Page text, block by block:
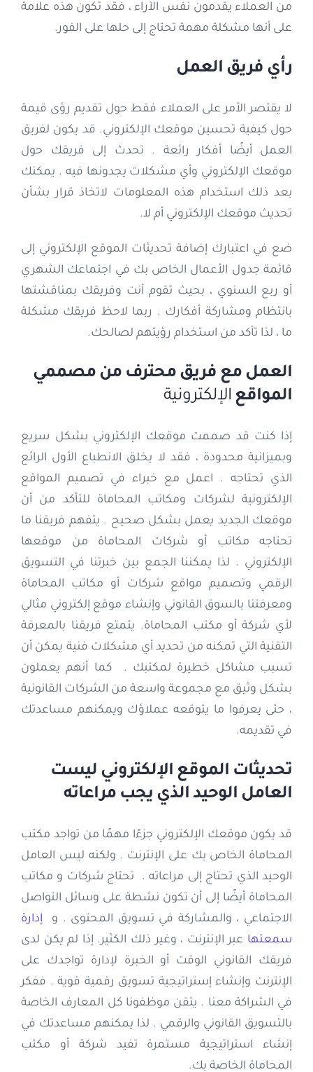
من العملاء يقدمون نفس الآراء ، فقد تكون هذه علامة
على أنها مشكلة مهمة تحتاج إلى حلها على الفور.
رأي فريق العمل
لا يقتصر الأمر على العملاء فقط حول تقديم رؤى قيمة
حول كيفية تحسين موقعك الإلكتروني. قد يكون لفريق
العمل أيضًا أفكار رائعة . تحدث إلى فريقك حول
موقعك الإلكتروني وأي مشكلات يجدونها فيه . يمكنك
بعد ذلك استخدام هذه المعلومات لاتخاذ قرار بشأن
تحديث موقعك الإلكتروني أم لا.
ضع في اعتبارك إضافة تحديثات الموقع الإلكتروني إلى
قائمة جدول الأعمال الخاص بك في اجتماعك الشهري
أو ربع السنوي ، بحيث تقوم أنت وفريقك بمناقشتها
بانتظام ومشاركة أفكارك . ربما لاحظ فريقك مشكلة
ما ، لذا تأكد من استخدام رؤيتهم لصالحك.
العمل مع فريق محترف من مصممي
المواقع الإلكترونية
إذا كنت قد صممت موقعك الإلكتروني بشكل سريع
وبميزانية محدودة ، فقد لا يخلق الانطباع الأول الرائع
الذي تحتاجه . اعمل مع خبراء في تصميم المواقع
الإلكترونية لشركات ومكاتب المحاماة للتأكد من أن
موقعك الجديد يعمل بشكل صحيح . يتفهم فريقنا ما
تحتاجه مكاتب أو شركات المحاماة من موقعها
الإلكتروني . لذا يمكننا الجمع بين خبرتنا في التسويق
الرقمي وتصميم مواقع شركات أو مكاتب المحاماة
ومعرفتنا بالسوق القانوني وإنشاء موقع إلكتروني مثالي
لأي شركة أو مكتب المحاماة. يتمتع فريقنا بالمعرفة
التقنية التي تمكنه من تحديد أي مشكلات فنية يمكن أن
تسبب مشاكل خطيرة لمكتبك . كما أنهم يعملون
بشكل وثيق مع مجموعة واسعة من الشركات القانونية
، حتى يعرفوا ما يتوقعه عملاؤك ويمكنهم مساعدتك
في تقديمه.
تحديثات الموقع الإلكتروني ليست
العامل الوحيد الذي يجب مراعاته
قد يكون موقعك الإلكتروني جزءًا مهمًا من تواجد مكتب
المحاماة الخاص بك على الإنترنت . ولكنه ليس العامل
الوحيد الذي تحتاج إلى مراعاته . تحتاج شركات و مكاتب
المحاماة أيضًا إلى أن تكون نشطة على وسائل التواصل
الاجتماعي ، والمشاركة في تسويق المحتوى . و إدارة
سمعتها عبر الإنترنت ، وغير ذلك الكثير. إذا لم يكن لدى
فريقك القانوني الوقت أو الخبرة لإدارة تواجدك على
الإنترنت وإنشاء إستراتيجية تسويق رقمية قوية . ففكر
في الشراكة معنا . يتقن موظفونا كل المعارف الخاصة
بالتسويق القانوني والرقمي . لذا يمكنهم مساعدتك في
إنشاء استراتيجية مستمرة تفيد شركة أو مكتب
المحاماة الخاصة بك.